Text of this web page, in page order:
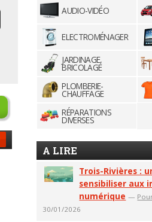
AUDIO-VIDÉO
ELECTROMÉNAGER
JARDINAGE,
BRICOLAGE
PLOMBERIE-
CHAUFFAGE
RÉPARATIONS
DIVERSES
A LIRE
Trois-Rivières :
sensibiliser aux
numérique —
30/01/2026